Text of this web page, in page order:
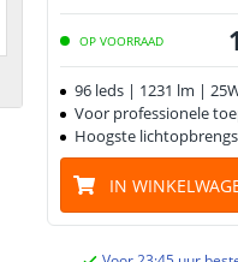
OP VOORRAAD
96 leds | 1231 lm |
Voor professionele
Hoogste
IN